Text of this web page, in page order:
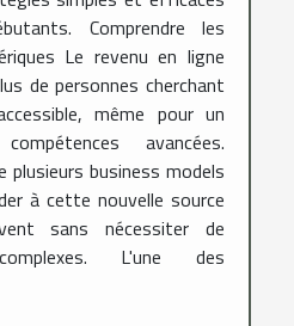
Comprendre les
Le revenu en ligne
de personnes cherchant
même pour un
avancées.
plusieurs business models
à cette nouvelle source
sans nécessiter de
L'une des